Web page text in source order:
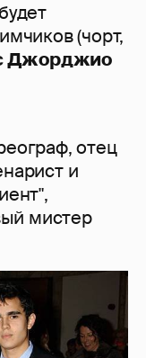
(чорт,
Джорджио
отец
и
мистер